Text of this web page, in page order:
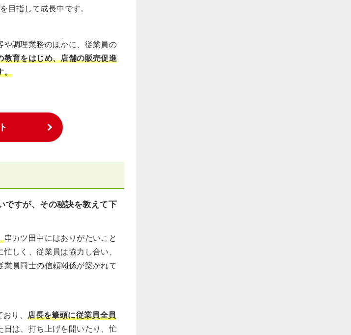
目指して成長中です。
調理業務のほかに、従業員の
教育をはじめ、店舗の販売促進
ですが、その秘訣を教えて下
串カツ田中にはありがたいこと
しく、従業員は協力し合い、
員同士の信頼関係が築かれて
り、 店長を筆頭に従業員全員
日は、打ち上げを開いたり、忙